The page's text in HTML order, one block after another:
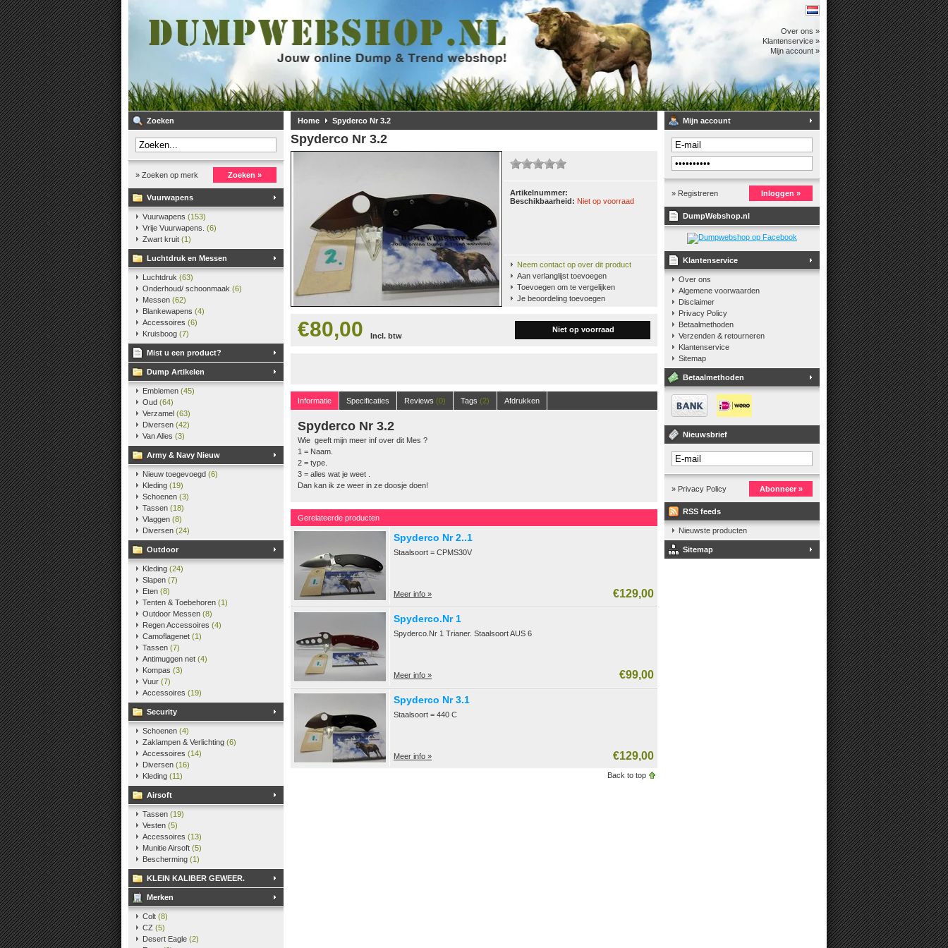
Over ons »
Klantenservice »
Mijn account »
Zoeken
» Zoeken op merk Zoeken »
Vuurwapens
Vuurwapens (153)
Vrije Vuurwapens. (6)
Zwart kruit (1)
Luchtdruk en Messen
Luchtdruk (63)
Onderhoud/ schoonmaak (6)
Messen (62)
Blankewapens (4)
Accessoires (6)
Kruisboog (7)
Mist u een product?
Dump Artikelen
Emblemen (45)
Oud (64)
Verzamel (63)
Diversen (42)
Van Alles (3)
Army & Navy Nieuw
Nieuw toegevoegd (6)
Kleding (19)
Schoenen (3)
Tassen (18)
Vlaggen (8)
Diversen (24)
Outdoor
Kleding (24)
Slapen (7)
Eten (8)
Tenten & Toebehoren (1)
Outdoor Messen (8)
Regen Accessoires (4)
Camoflagenet (1)
Tassen (7)
Antimuggen net (4)
Kompas (3)
Vuur (7)
Accessoires (19)
Security
Schoenen (4)
Zaklampen & Verlichting (6)
Accessoires (14)
Diversen (16)
Kleding (11)
Airsoft
Tassen (19)
Vesten (5)
Accessoires (13)
Munitie Airsoft (5)
Bescherming (1)
KLEIN KALIBER GEWEER.
Merken
Colt (8)
CZ (5)
Desert Eagle (2)
Home Spyderco Nr 3.2
Spyderco Nr 3.2
Artikelnummer:
Beschikbaarheid: Niet op voorraad
Neem contact op over dit product
Aan verlanglijst toevoegen
Toevoegen om te vergelijken
Je beoordeling toevoegen
€80,00 Incl. btw
Niet op voorraad
Informatie Specificaties Reviews (0) Tags (2) Afdrukken
Spyderco Nr 3.2
Wie geeft mijn meer inf over dit Mes ?
1 = Naam.
2 = type.
3 = alles wat je weet .
Dan kan ik ze weer in ze doosje doen!
Gerelateerde producten
Spyderco Nr 2..1
Staalsoort = CPMS30V
Meer info » €129,00
Spyderco.Nr 1
Spyderco.Nr 1 Trianer. Staalsoort AUS 6
Meer info » €99,00
Spyderco Nr 3.1
Staalsoort = 440 C
Meer info » €129,00
Back to top
Mijn account
» Registreren Inloggen »
DumpWebshop.nl
Klantenservice
Over ons
Algemene voorwaarden
Disclaimer
Privacy Policy
Betaalmethoden
Verzenden & retourneren
Klantenservice
Sitemap
Betaalmethoden
Nieuwsbrief
» Privacy Policy Abonneer »
RSS feeds
Nieuwste producten
Sitemap